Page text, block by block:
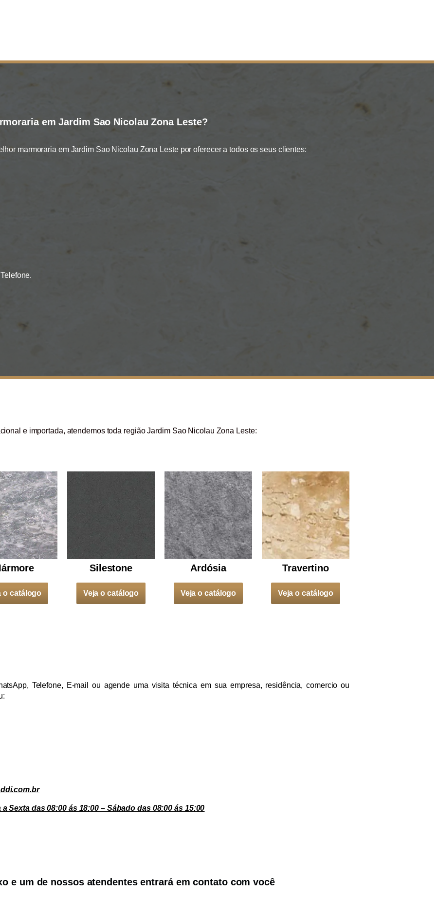
em Jardim Sao Nicolau Zona Leste?
marmoraria em Jardim Sao Nicolau Zona Leste por oferecer a todos os seus clientes:
e importada, atendemos toda região Jardim Sao Nicolau Zona Leste:
o catálogo
Silestone
Veja o catálogo
Ardósia
Veja o catálogo
Travertino
Veja o catálogo
Telefone, E-mail ou agende uma visita técnica em sua empresa, residência, comercio ou
Sexta das 08:00 ás 18:00 – Sábado das 08:00 ás 15:00
e um de nossos atendentes entrará em contato com você